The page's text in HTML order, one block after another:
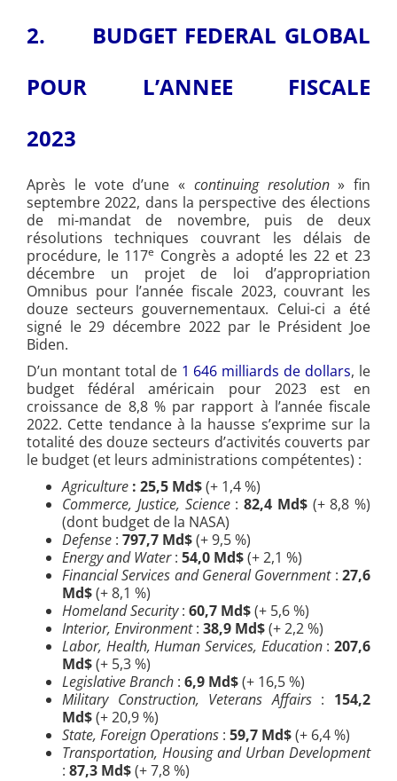
2. BUDGET FEDERAL GLOBAL
POUR L’ANNEE FISCALE
2023
Après le vote d’une « continuing resolution» fin
septembre 2022, dans la perspective des élections
de mi-mandat de novembre, puis de deux
résolutions techniques couvrant les délais de
procédure, le 117e Congrès a adopté les 22 et 23
décembre un projet de loi d’appropriation
Omnibus pour l’année fiscale 2023, couvrant les
douze secteurs gouvernementaux. Celui-ci a été
signé le 29 décembre 2022 par le Président Joe
Biden.
D’un montant total de 1 646 milliards de dollars, le
budget fédéral américain pour 2023 est en
croissance de 8,8 % par rapport à l’année fiscale
2022. Cette tendance à la hausse s’exprime sur la
totalité des douze secteurs d’activités couverts par
le budget (et leurs administrations compétentes) :
Agriculture : 25,5 Md$(+ 1,4 %)
Commerce, Justice, Science : 82,4 Md$(+ 8,8 %)
(dont budget de la NASA)
Defense : 797,7 Md$(+ 9,5 %)
Energy and Water: 54,0 Md$(+ 2,1 %)
Financial Services and General Government:27,6
Md$(+ 8,1 %)
Homeland Security: 60,7 Md$(+ 5,6 %)
Interior, Environment: 38,9 Md$(+ 2,2 %)
Labor, Health, Human Services, Education :207,6
Md$(+ 5,3 %)
Legislative Branch : 6,9 Md$(+ 16,5 %)
Military Construction, Veterans Affairs : 154,2
Md$(+ 20,9 %)
State, Foreign Operations : 59,7 Md$(+ 6,4 %)
Transportation, Housing and Urban Development
: 87,3 Md$(+ 7,8 %)